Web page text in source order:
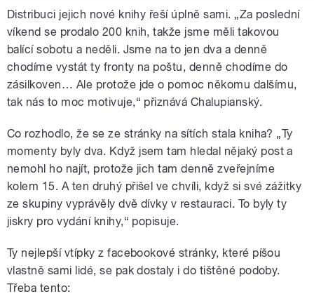
Distribuci jejich nové knihy řeší úplně sami. „Za poslední
víkend se prodalo 200 knih, takže jsme měli takovou
balící sobotu a neděli. Jsme na to jen dva a denně
chodíme vystát ty fronty na poštu, denně chodíme do
zásilkoven… Ale protože jde o pomoc někomu dalšímu,
tak nás to moc motivuje,“ přiznává Chalupianský.
Co rozhodlo, že se ze stránky na sítích stala kniha? „Ty
momenty byly dva. Když jsem tam hledal nějaký post a
nemohl ho najít, protože jich tam denně zveřejníme
kolem 15. A ten druhý přišel ve chvíli, když si své zážitky
ze skupiny vyprávěly dvě dívky v restauraci. To byly ty
jiskry pro vydání knihy,“ popisuje.
Ty nejlepší vtípky z facebookové stránky, které píšou
vlastně sami lidé, se pak dostaly i do tištěné podoby.
Třeba tento: